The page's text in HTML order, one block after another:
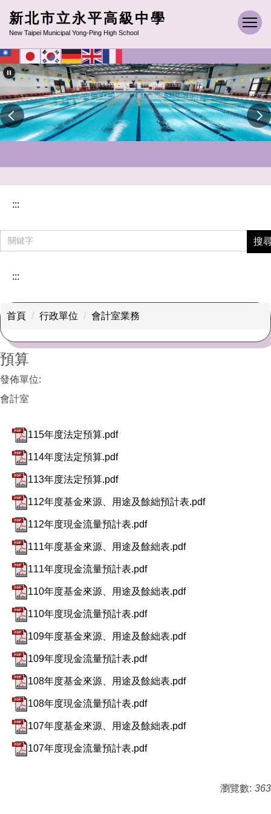
跳
到
主
要
內
容
區
新北市立永平高級中學
New Taipei Municipal Yong-Ping High School
:::
搜
:::
首頁 行政單位 會計室業務
預算
發佈單位:
會計室
115年度法定預算.pdf
114年度法定預算.pdf
113年度法定預算.pdf
112年度基金來源、用途及餘絀預計表.pdf
112年度現金流量預計表.pdf
111年度基金來源、用途及餘絀表.pdf
111年度現金流量預計表.pdf
110年度基金來源、用途及餘絀表.pdf
110年度現金流量預計表.pdf
109年度基金來源、用途及餘絀表.pdf
109年度現金流量預計表.pdf
108年度基金來源、用途及餘絀表.pdf
108年度現金流量預計表.pdf
107年度基金來源、用途及餘絀表.pdf
107年度現金流量預計表.pdf
瀏覽數: 363